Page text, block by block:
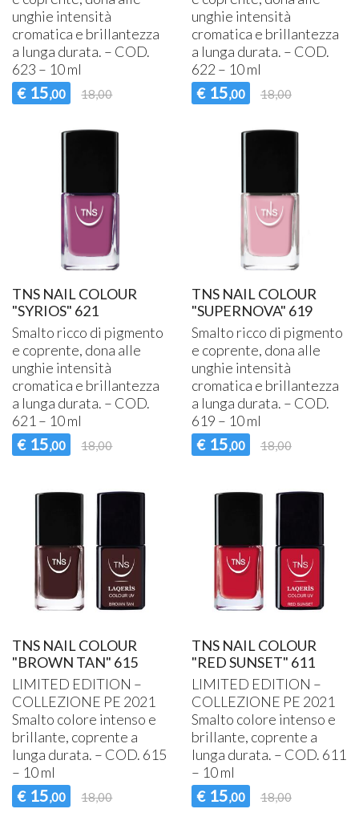
unghie intensità
cromatica e brillantezza
a lunga durata. – COD.
623 – 10 ml
€ 15,00 18,00
unghie intensità
cromatica e brillantezza
a lunga durata. – COD.
622 – 10 ml
€ 15,00 18,00
TNS NAIL COLOUR
"SYRIOS" 621
Smalto ricco di pigmento
e coprente, dona alle
unghie intensità
cromatica e brillantezza
a lunga durata. – COD.
621 – 10 ml
€ 15,00 18,00
TNS NAIL COLOUR
"SUPERNOVA" 619
Smalto ricco di pigmento
e coprente, dona alle
unghie intensità
cromatica e brillantezza
a lunga durata. – COD.
619 – 10 ml
€ 15,00 18,00
TNS NAIL COLOUR
"BROWN TAN" 615
LIMITED EDITION –
COLLEZIONE PE 2021
Smalto colore intenso e
brillante, coprente a
lunga durata. – COD. 615
– 10 ml
€ 15,00 18,00
TNS NAIL COLOUR
"RED SUNSET" 611
LIMITED EDITION –
COLLEZIONE PE 2021
Smalto colore intenso e
brillante, coprente a
lunga durata. – COD. 611
– 10 ml
€ 15,00 18,00